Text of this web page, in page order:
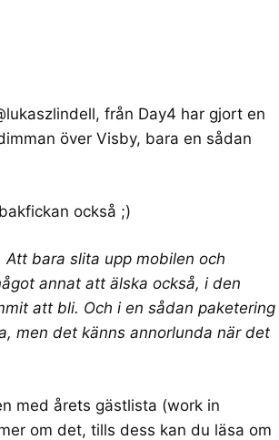
från Day4 har gjort en
över Visby, bara en sådan
också ;)
bara slita upp mobilen och
annat att älska också, i den
att bli. Och i en sådan paketering
men det känns annorlunda när det
med årets gästlista (work in
om det, tills dess kan du läsa om